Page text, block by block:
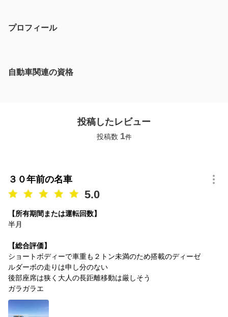
プロフィール
自動車関連の資格
投稿したレビュー
投稿数 1件
３０年前の名車
5.0
【所有期間または運転回数】
半月
【総合評価】
ショートボディーで車重も２トン未満のため搭載のディーゼ
ルダーボの走りは申し分のない
後部座席は狭く大人の長距離移動は厳しそう
ガラガラエ